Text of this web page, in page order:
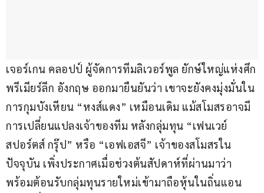
เจอร์เกน คลอปป์ ผู้จัดการทีมลิเวอร์พูล ยักษ์ใหญ่แห่งศึก
พรีเมียร์ลีก อังกฤษ ออกมายืนยันว่า เขาจะยังคงมุ่งมั่นใน
การกุมบังเหียน “หงส์แดง” เหมือนเดิม แม้สโมสรอาจมี
การเปลี่ยนแปลงเจ้าของทีม หลังกลุ่มทุน “เฟนเวย์
สปอร์ตส์ กรุ๊ป” หรือ “เอฟเอสจี” เจ้าของสโมสรใน
ปัจจุบัน เพิ่งประกาศเมื่อช่วงต้นสัปดาห์ที่ผ่านมาว่า
พร้อมต้อนรับกลุ่มทุนรายใหม่เข้ามาถือหุ้นในถิ่นแอน